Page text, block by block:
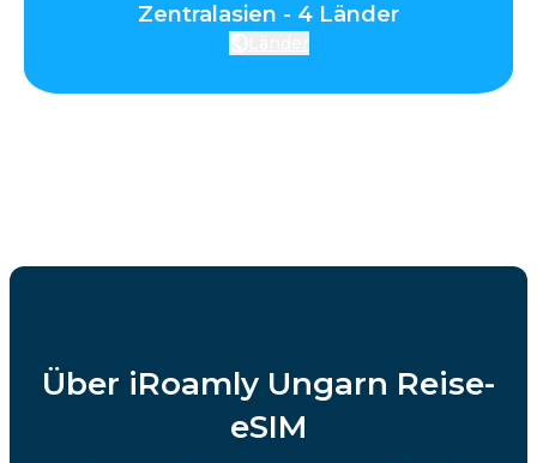
Zentralasien - 4 Länder
Über iRoamly Ungarn Reise-
eSIM